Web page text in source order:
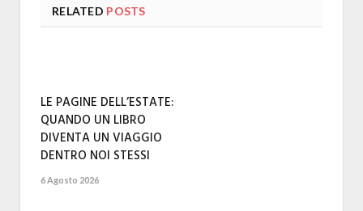
RELATED POSTS
LE PAGINE DELL’ESTATE:
QUANDO UN LIBRO
DIVENTA UN VIAGGIO
DENTRO NOI STESSI
6 Agosto 2026